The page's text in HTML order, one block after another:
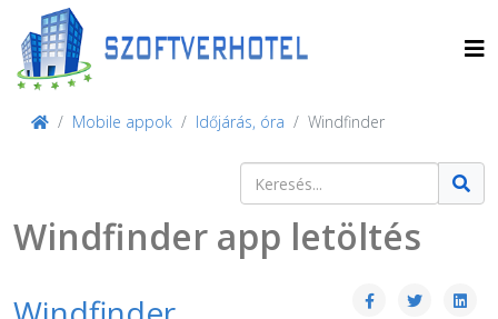
Mobile appok Időjárás, óra Windfinder
Keresés
Windfinder app letöltés